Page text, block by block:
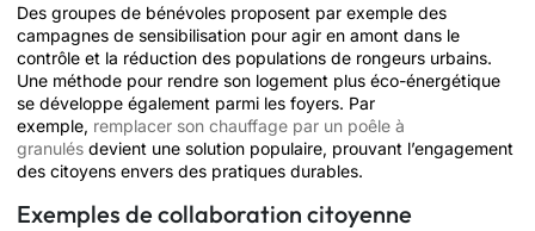
Des groupes de bénévoles proposent par exemple des
campagnes de sensibilisation pour agir en amont dans le
contrôle et la réduction des populations de rongeurs urbains.
Une méthode pour rendre son logement plus éco-énergétique
se développe également parmi les foyers. Par
exemple, remplacer son chauffage par un poêle à
granulés devient une solution populaire, prouvant l’engagement
des citoyens envers des pratiques durables.
Exemples de collaboration citoyenne